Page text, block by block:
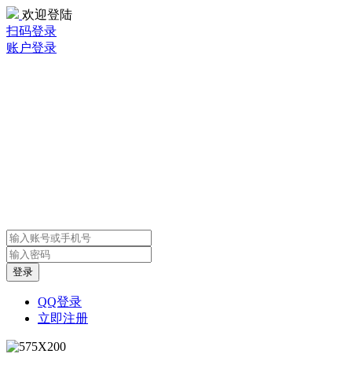
欢迎登陆
扫码登录
账户登录
QQ登录
立即注册